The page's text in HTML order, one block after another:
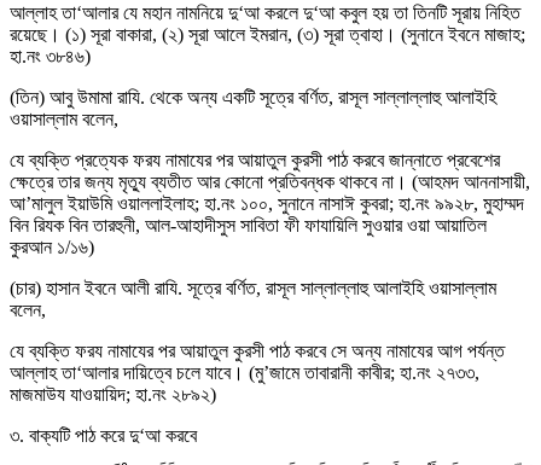
আল্লাহ তা‘আলার যে মহান নামনিয়ে দু‘আ করলে দু‘আ কবুল হয় তা তিনটি সূরায় নিহিত
রয়েছে। (১) সূরা বাকারা, (২) সূরা আলে ইমরান, (৩) সূরা ত্বাহা। (সুনানে ইবনে মাজাহ;
হা.নং ৩৮৪৬)
(তিন) আবু উমামা রাযি. থেকে অন্য একটি সূত্রে বর্ণিত, রাসূল সাল্লাল্লাহু আলাইহি
ওয়াসাল্লাম বলেন,
যে ব্যক্তি প্রত্যেক ফরয নামাযের পর আয়াতুল কুরসী পাঠ করবে জান্নাতে প্রবেশের
ক্ষেত্রে তার জন্য মৃত্যু ব্যতীত আর কোনো প্রতিবন্ধক থাকবে না। (আহমদ আননাসায়ী,
আ’মালুল ইয়াউমি ওয়াললাইলাহ; হা.নং ১০০, সুনানে নাসাঈ কুবরা; হা.নং ৯৯২৮, মুহাম্মদ
বিন রিযক বিন তারহুনী, আল-আহাদীসুস সাবিতা ফী ফাযায়িলি সুওয়ার ওয়া আয়াতিল
কুরআন ১/১৬)
(চার) হাসান ইবনে আলী রাযি. সূত্রে বর্ণিত, রাসূল সাল্লাল্লাহু আলাইহি ওয়াসাল্লাম
বলেন,
যে ব্যক্তি ফরয নামাযের পর আয়াতুল কুরসী পাঠ করবে সে অন্য নামাযের আগ পর্যন্ত
আল্লাহ তা‘আলার দায়িত্বে চলে যাবে। (মু’জামে তাবারানী কাবীর; হা.নং ২৭৩৩,
মাজমাউয যাওয়ায়িদ; হা.নং ২৮৯২)
৩. বাক্যটি পাঠ করে দু‘আ করবে